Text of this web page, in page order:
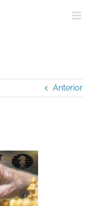
Anterior